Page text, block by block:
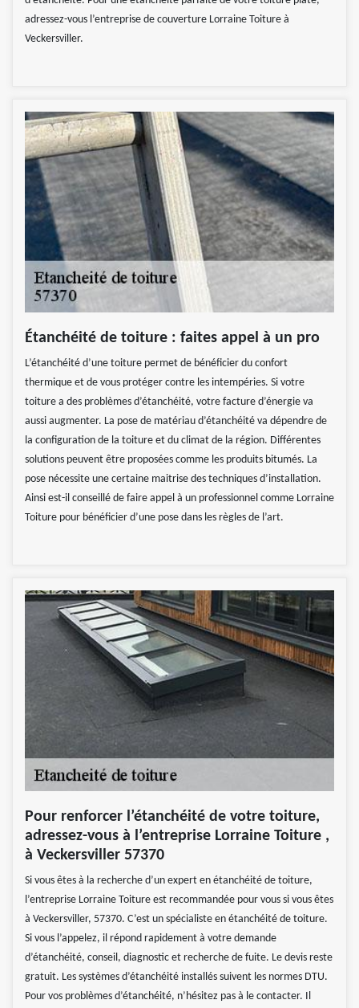
adressez-vous l’entreprise de couverture Lorraine Toiture à
Veckersviller.
Étanchéité de toiture : faites appel à un pro
L’étanchéité d’une toiture permet de bénéficier du confort
thermique et de vous protéger contre les intempéries. Si votre
toiture a des problèmes d’étanchéité, votre facture d’énergie va
aussi augmenter. La pose de matériau d’étanchéité va dépendre de
la configuration de la toiture et du climat de la région. Différentes
solutions peuvent être proposées comme les produits bitumés. La
pose nécessite une certaine maitrise des techniques d’installation.
Ainsi est-il conseillé de faire appel à un professionnel comme Lorraine
Toiture pour bénéficier d’une pose dans les règles de l’art.
Pour renforcer l’étanchéité de votre toiture,
adressez-vous à l’entreprise Lorraine Toiture ,
à Veckersviller 57370
Si vous êtes à la recherche d’un expert en étanchéité de toiture,
l’entreprise Lorraine Toiture est recommandée pour vous si vous êtes
à Veckersviller, 57370. C’est un spécialiste en étanchéité de toiture.
Si vous l’appelez, il répond rapidement à votre demande
d’étanchéité, conseil, diagnostic et recherche de fuite. Le devis reste
gratuit. Les systèmes d’étanchéité installés suivent les normes DTU.
Pour vos problèmes d’étanchéité, n’hésitez pas à le contacter. Il